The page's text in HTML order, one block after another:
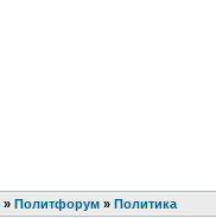
» Политфорум » Политика